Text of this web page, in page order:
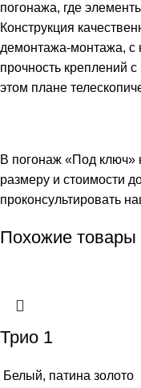
погонажа, где
Конструкция
демонтажа-монтажа, с
прочность креплений
этом плане
В погонаж «Под ключ»
размеру и стоимости
проконсультировать
Похожие товары
Трио 1
Белый, патина золото